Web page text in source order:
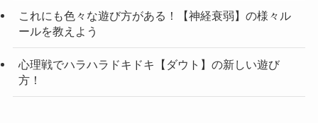
これにも色々な遊び方がある！【神経衰弱】の様々ル
ールを教えよう
心理戦でハラハラドキドキ【ダウト】の新しい遊び
方！